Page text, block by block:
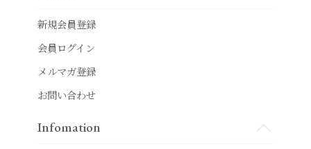
新規会員登録
会員ログイン
メルマガ登録
お問い合わせ
Infomation